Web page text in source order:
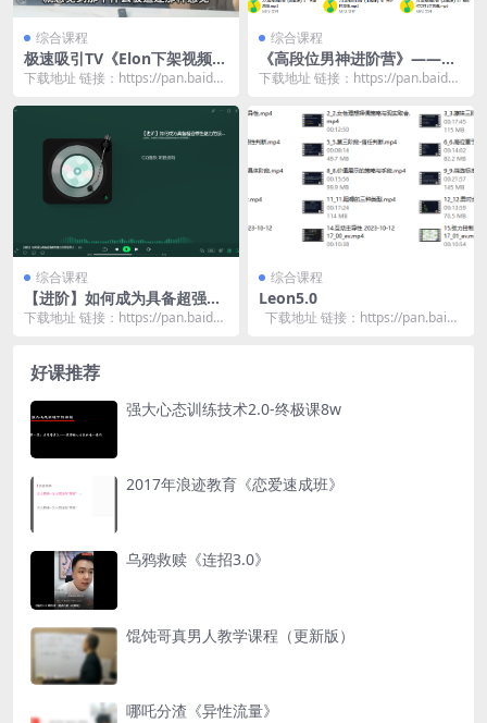
综合课程
极速吸引TV《Elon下架视频合
集》
下载地址 链接：https://pan.baidu.
综合课程
《高段位男神进阶营》——浪
哥出品
下载地址 链接：https://pan.baidu.
综合课程
【进阶】如何成为具备超强雄
性魅力的顶级男人
下载地址 链接：https://pan.baidu.
综合课程
Leon5.0
下载地址 链接：https://pan.baid
好课推荐
强大心态训练技术2.0-终极课8w
2017年浪迹教育《恋爱速成班》
乌鸦救赎《连招3.0》
馄饨哥真男人教学课程（更新版）
哪吒分渣《异性流量》